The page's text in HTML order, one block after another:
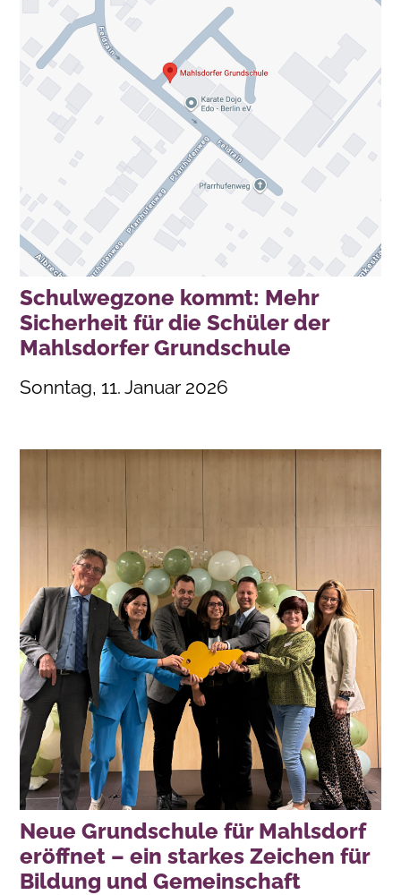
Schulwegzone kommt: Mehr
Sicherheit für die Schüler der
Mahlsdorfer Grundschule
Sonntag, 11. Januar 2026
Neue Grundschule für Mahlsdorf
eröffnet – ein starkes Zeichen für
Bildung und Gemeinschaft